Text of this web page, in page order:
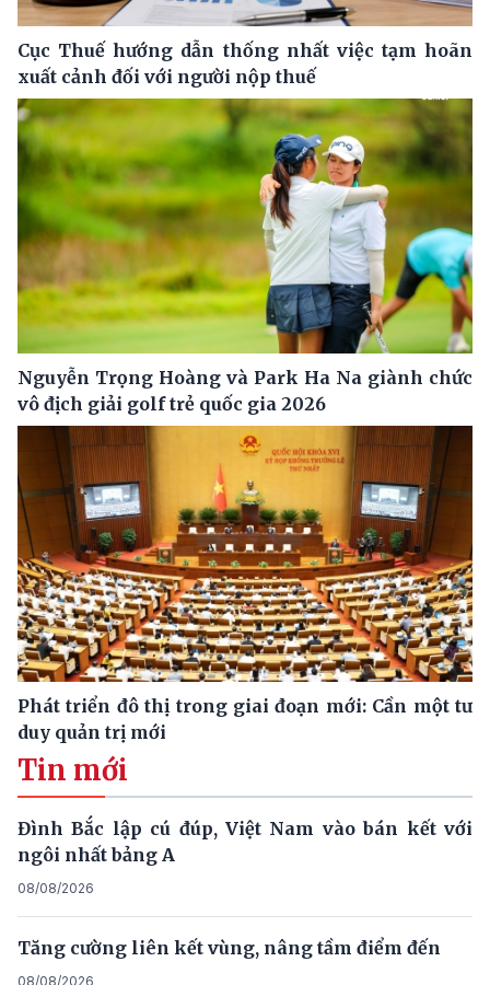
Cục Thuế hướng dẫn thống nhất việc tạm hoãn
xuất cảnh đối với người nộp thuế
Nguyễn Trọng Hoàng và Park Ha Na giành chức
vô địch giải golf trẻ quốc gia 2026
Phát triển đô thị trong giai đoạn mới: Cần một tư
duy quản trị mới
Tin mới
Đình Bắc lập cú đúp, Việt Nam vào bán kết với
ngôi nhất bảng A
08/08/2026
Tăng cường liên kết vùng, nâng tầm điểm đến
08/08/2026